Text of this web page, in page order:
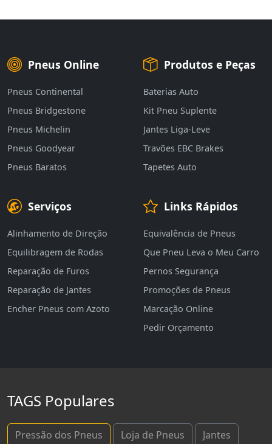
Pneus Online
Pneus Continental
Pneus Bridgestone
Pneus Michelin
Pneus Goodyear
Pneus Baratos
Produtos e Peças
Baterias Auto
Kit Pneu Suplente
Jantes Liga-Leve
Travões EBC Brakes
Tapetes Auto
Serviços
Alinhamento de Direção
Equilibragem de Rodas
Reparação de Furos
Reparação de Jantes
Encher Pneus com Azoto
Links Rápidos
Equivalência de Pneus
Que Pneu Leva o Meu Carro
Pernos Segurança
Promoções de Pneus
Marcação Online
Pedir Orçamento
TAGS Populares
Pressão dos Pneus Loja de Pneus Jantes